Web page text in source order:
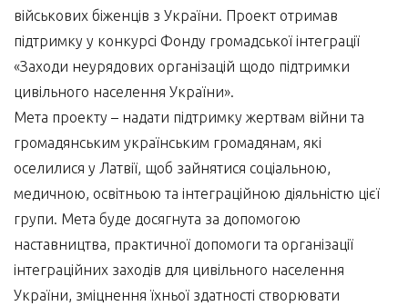
військових біженців з України. Проект отримав
підтримку у конкурсі Фонду громадської інтеграції
«Заходи неурядових організацій щодо підтримки
цивільного населення України».
Мета проекту – надати підтримку жертвам війни та
громадянським українським громадянам, які
оселилися у Латвії, щоб зайнятися соціальною,
медичною, освітньою та інтеграційною діяльністю цієї
групи. Мета буде досягнута за допомогою
наставництва, практичної допомоги та організації
інтеграційних заходів для цивільного населення
України, зміцнення їхньої здатності створювати